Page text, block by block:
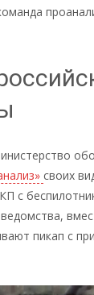
своих
с
пикап с